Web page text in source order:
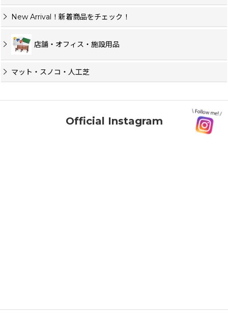
New Arrival！新着商品をチェック！
店舗・オフィス・施設用品
マット・スノコ・人工芝
Official Instagram